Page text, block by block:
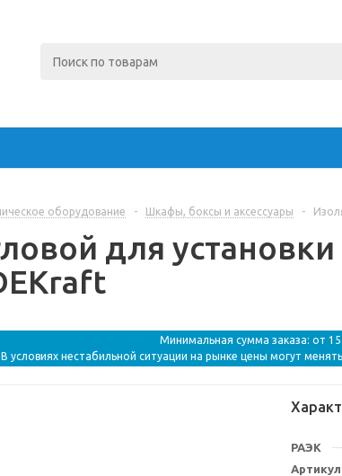
оборудование - Шкафы, боксы и аксессуары -
для
Минимальная сумма заказа: от
условиях нестабильной ситуации на рынке цены могут
РАЭК
Артикул